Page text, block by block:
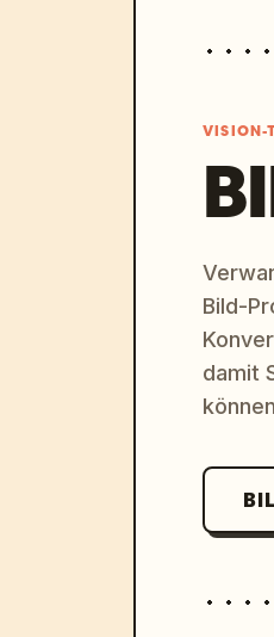
VISION-
Bild-
damit